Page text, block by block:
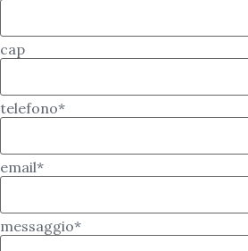
cap
telefono*
email*
messaggio*